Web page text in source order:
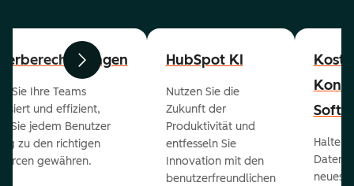
ZurückWeiter
Sie Ihre Teams
und effizient,
Sie jedem Benutzer
zu den richtigen
gewähren.
HubSpot KI
Nutzen Sie die
Zukunft der
Produktivität und
entfesseln Sie
Innovation mit den
benutzerfreundlichen
Halten
Daten